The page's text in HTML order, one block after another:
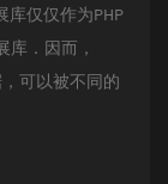
库仅仅作为PHP
库．因而，
可以被不同的